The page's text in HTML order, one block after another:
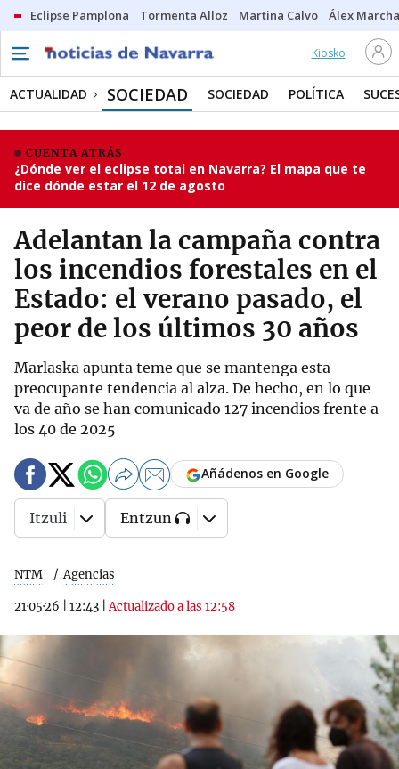
Eclipse Pamplona Tormenta Alloz Martina Calvo Álex
Kiosko
ACTUALIDAD SOCIEDAD SOCIEDAD POLÍTICA
CUENTA ATRÁS
¿Dónde ver el eclipse total en Navarra? El mapa que te
dice dónde estar el 12 de agosto
Adelantan la campaña contra
los incendios forestales en el
Estado: el verano pasado, el
peor de los últimos 30 años
Marlaska apunta teme que se mantenga esta
preocupante tendencia al alza. De hecho, en lo que
va de año se han comunicado 127 incendios frente a
los 40 de 2025
NTM Agencias
21·05·26 12:43 |Actualizado a las 12:58
Añádenos en Google
Itzuli Entzun